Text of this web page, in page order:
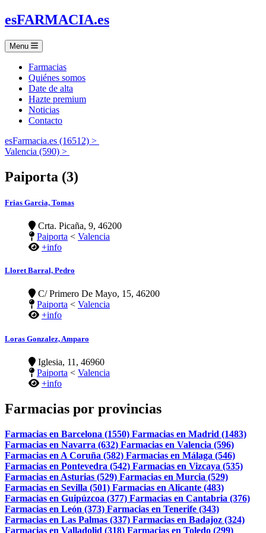
esFARMACIA.es
Menu
Farmacias
Quiénes somos
Date de alta
Hazte premium
Noticias
Contacto
esFarmacia.es (16512) >
Valencia (590) >
Paiporta (3)
Frias Garcia, Tomas
Crta. Picaña, 9, 46200
Paiporta < Valencia
+info
Lloret Barral, Pedro
C/ Primero De Mayo, 15, 46200
Paiporta < Valencia
+info
Loras Gonzalez, Amparo
Iglesia, 11, 46960
Paiporta < Valencia
+info
Farmacias por provincias
Farmacias en Barcelona (1550) Farmacias en Madrid (1483)
Farmacias en Navarra (632) Farmacias en Valencia (596)
Farmacias en A Coruña (582) Farmacias en Málaga (546)
Farmacias en Pontevedra (542) Farmacias en Vizcaya (535)
Farmacias en Asturias (529) Farmacias en Murcia (529)
Farmacias en Sevilla (501) Farmacias en Alicante (483)
Farmacias en Guipúzcoa (377) Farmacias en Cantabria (376)
Farmacias en León (373) Farmacias en Tenerife (343)
Farmacias en Las Palmas (337) Farmacias en Badajoz (324)
Farmacias en Valladolid (318) Farmacias en Toledo (299)